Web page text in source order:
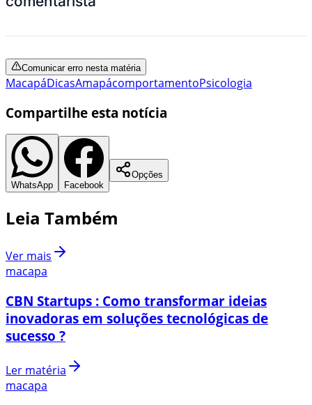
Comunicar erro nesta matéria
MacapáDicasAmapácomportamentoPsicologia
Compartilhe esta notícia
WhatsApp Facebook
Opções
Leia Também
Ver mais
macapa
CBN Startups : Como transformar ideias
inovadoras em soluções tecnológicas de
sucesso ?
Ler matéria
macapa